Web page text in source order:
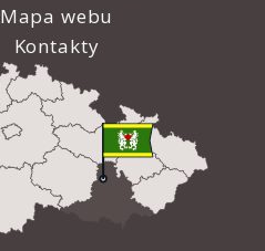
Mapa webu
Kontakty